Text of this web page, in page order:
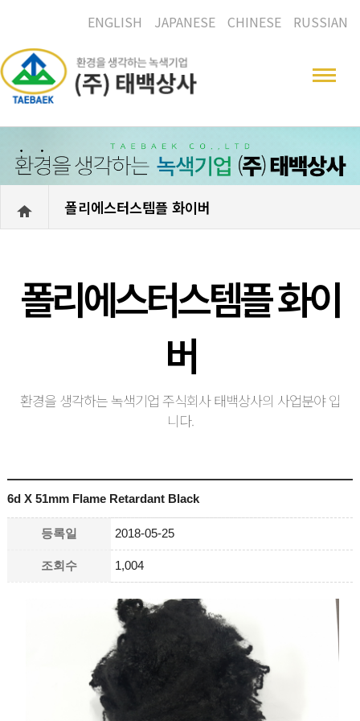
ENGLISH JAPANESE CHINESE RUSSIAN
폴리에스터스템플 화이버
폴리에스터스템플 화이
버
환경을 생각하는 녹색기업 주식회사 태백상사의 사업분야 입
니다.
6d X 51mm Flame Retardant Black
등록일 2018-05-25
조회수 1,004